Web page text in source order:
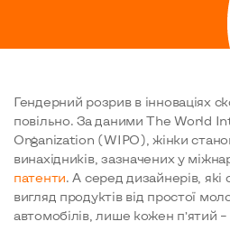
Гендерний розрив в інноваціях
повільно. За даними The World
Organization (WIPO), жінки
винахідників, зазначених у
патенти. А серед дизайнерів,
вигляд продуктів від простої
автомобілів, лише кожен п’ятий –